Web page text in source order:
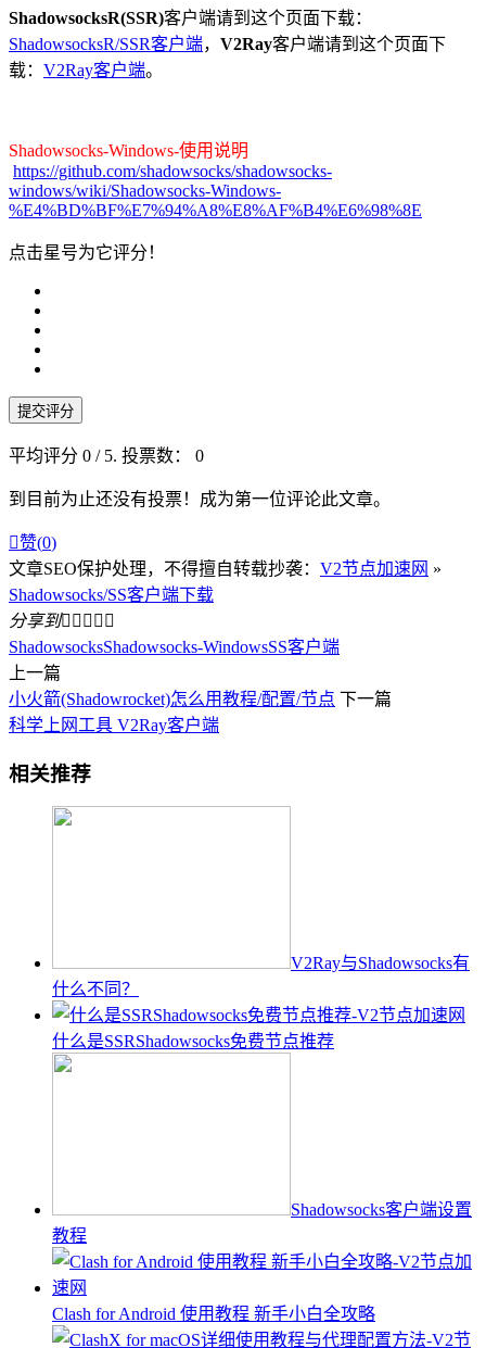
ShadowsocksR(SSR)客户端请到这个页面下载：
ShadowsocksR/SSR客户端， V2Ray客户端请到这个页面下
载： V2Ray客户端。
Shadowsocks-Windows-使用说明
https://github.com/shadowsocks/shadowsocks-
windows/wiki/Shadowsocks-Windows-
%E4%BD%BF%E7%94%A8%E8%AF%B4%E6%98%8E
点击星号为它评分！
提交评分
平均评分 0 / 5. 投票数： 0
到目前为止还没有投票！成为第一位评论此文章。
赞(0)
文章SEO保护处理，不得擅自转载抄袭： V2节点加速网 »
Shadowsocks/SS客户端下载
分享到    
ShadowsocksShadowsocks-WindowsSS客户端
上一篇
小火箭(Shadowrocket)怎么用教程/配置/节点 下一篇
科学上网工具 V2Ray客户端
相关推荐
V2Ray与Shadowsocks有
什么不同？
什么是SSRShadowsocks免费节点推荐
Shadowsocks客户端设置
教程
Clash for Android 使用教程 新手小白全攻略